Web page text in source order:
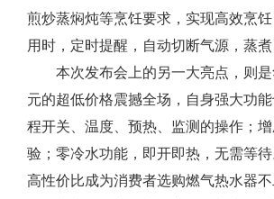
煎炒蒸焖炖等烹饪要求，实现高效烹
用时，定时提醒，自动切断气源，蒸煮
本次发布会上的另一大亮点，则
元的超低价格震撼全场，自身强大功
程开关、温度、预热、监测的操作；
验；零冷水功能，即开即热，无需等
高性价比成为消费者选购燃气热水器不